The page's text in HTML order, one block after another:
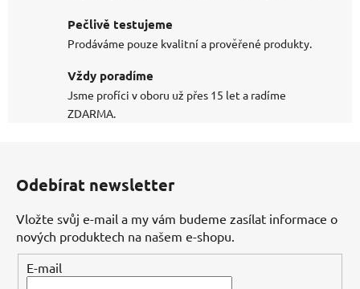
Pečlivě testujeme
Prodáváme pouze kvalitní a prověřené produkty.
Vždy poradíme
Jsme profíci v oboru už přes 15 let a radíme
ZDARMA.
Odebírat newsletter
Vložte svůj e-mail a my vám budeme zasílat informace o
nových produktech na našem e-shopu.
E-mail